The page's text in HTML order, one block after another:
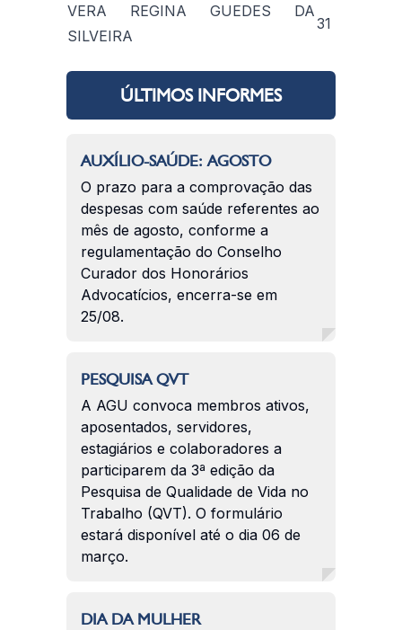
VERA REGINA GUEDES DA
SILVEIRA
31
ÚLTIMOS INFORMES
AUXÍLIO-SAÚDE: AGOSTO
O prazo para a comprovação das
despesas com saúde referentes ao
mês de agosto, conforme a
regulamentação do Conselho
Curador dos Honorários
Advocatícios, encerra-se em
25/08.
PESQUISA QVT
A AGU convoca membros ativos,
aposentados, servidores,
estagiários e colaboradores a
participarem da 3ª edição da
Pesquisa de Qualidade de Vida no
Trabalho (QVT). O formulário
estará disponível até o dia 06 de
março.
DIA DA MULHER